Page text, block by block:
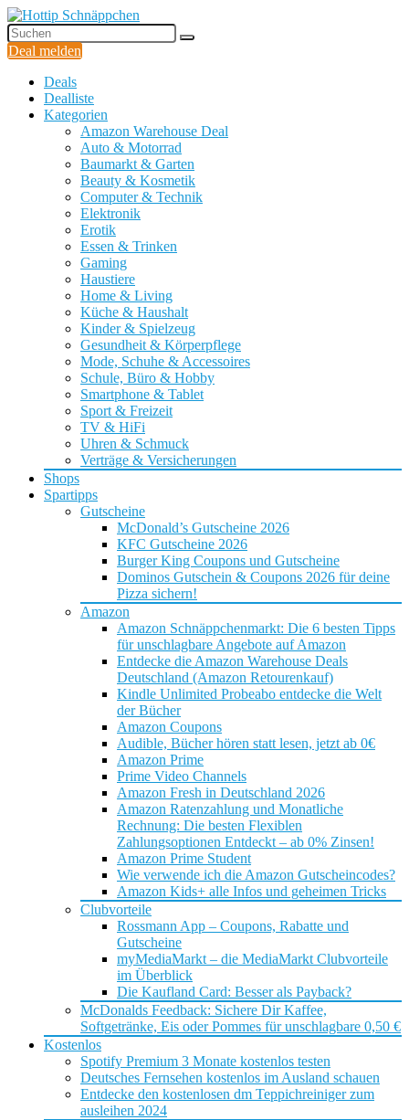
Deal melden
Deals
Dealliste
Kategorien
Amazon Warehouse Deal
Auto & Motorrad
Baumarkt & Garten
Beauty & Kosmetik
Computer & Technik
Elektronik
Erotik
Essen & Trinken
Gaming
Haustiere
Home & Living
Küche & Haushalt
Kinder & Spielzeug
Gesundheit & Körperpflege
Mode, Schuhe & Accessoires
Schule, Büro & Hobby
Smartphone & Tablet
Sport & Freizeit
TV & HiFi
Uhren & Schmuck
Verträge & Versicherungen
Shops
Spartipps
Gutscheine
McDonald’s Gutscheine 2026
KFC Gutscheine 2026
Burger King Coupons und Gutscheine
Dominos Gutschein & Coupons 2026 für deine
Pizza sichern!
Amazon
Amazon Schnäppchenmarkt: Die 6 besten Tipps
für unschlagbare Angebote auf Amazon
Entdecke die Amazon Warehouse Deals
Deutschland (Amazon Retourenkauf)
Kindle Unlimited Probeabo entdecke die Welt
der Bücher
Amazon Coupons
Audible, Bücher hören statt lesen, jetzt ab 0€
Amazon Prime
Prime Video Channels
Amazon Fresh in Deutschland 2026
Amazon Ratenzahlung und Monatliche
Rechnung: Die besten Flexiblen
Zahlungsoptionen Entdeckt – ab 0% Zinsen!
Amazon Prime Student
Wie verwende ich die Amazon Gutscheincodes?
Amazon Kids+ alle Infos und geheimen Tricks
Clubvorteile
Rossmann App – Coupons, Rabatte und
Gutscheine
myMediaMarkt – die MediaMarkt Clubvorteile
im Überblick
Die Kaufland Card: Besser als Payback?
McDonalds Feedback: Sichere Dir Kaffee,
Softgetränke, Eis oder Pommes für unschlagbare 0,50 €
Kostenlos
Spotify Premium 3 Monate kostenlos testen
Deutsches Fernsehen kostenlos im Ausland schauen
Entdecke den kostenlosen dm Teppichreiniger zum
ausleihen 2024